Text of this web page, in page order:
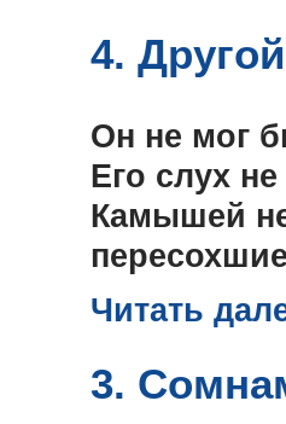
4. Другой
Он не мог
Его слух
Камышей
Читать
3.